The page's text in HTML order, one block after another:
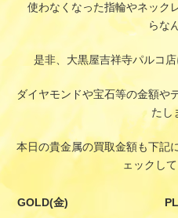
使わなくなった指輪やネック
らな
是非、大黒屋吉祥寺パルコ
ダイヤモンドや宝石等の金額や
たし
本日の貴金属の買取金額も下記
ェックし
GOLD(金)